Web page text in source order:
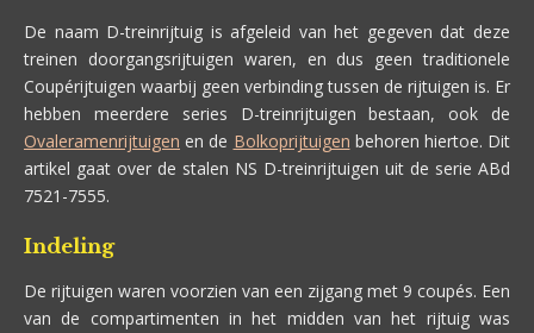
De naam D-treinrijtuig is afgeleid van het gegeven dat deze
treinen doorgangsrijtuigen waren, en dus geen traditionele
Coupérijtuigen waarbij geen verbinding tussen de rijtuigen is. Er
hebben meerdere series D-treinrijtuigen bestaan, ook de
Ovaleramenrijtuigen en de Bolkoprijtuigen behoren hiertoe. Dit
artikel gaat over de stalen NS D-treinrijtuigen uit de serie ABd
7521-7555.
Indeling
De rijtuigen waren voorzien van een zijgang met 9 coupés. Een
van de compartimenten in het midden van het rijtuig was